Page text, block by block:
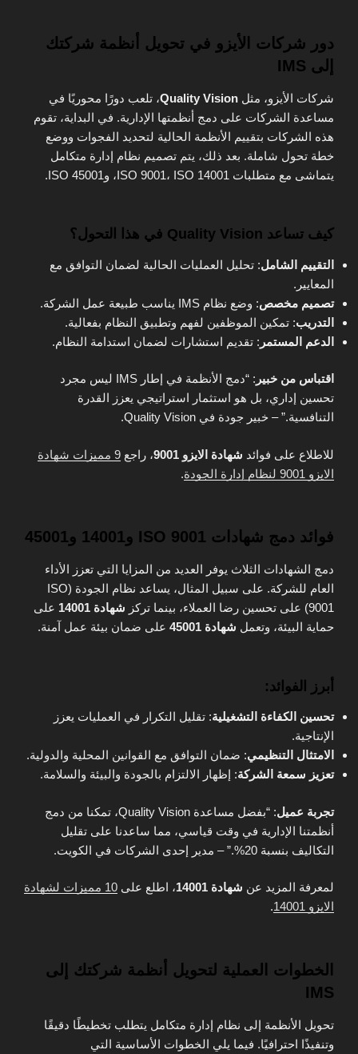
دور شركات الأيزو في تحويل أنظمة شركتك
إلى IMS
شركات الأيزو، مثل Quality Vision، تلعب دورًا محوريًا في
مساعدة الشركات على دمج أنظمتها الإدارية. في البداية، تقوم
هذه الشركات بتقييم الأنظمة الحالية لتحديد الفجوات ووضع
خطة تحول شاملة. بعد ذلك، يتم تصميم نظام إدارة متكامل
يتماشى مع متطلبات ISO 9001، ISO 14001، وISO 45001.
كيف تساعد Quality Vision في هذا التحول؟
التقييم الشامل: تحليل العمليات الحالية لضمان التوافق مع
المعايير.
تصميم مخصص: وضع نظام IMS يناسب طبيعة عمل الشركة.
التدريب: تمكين الموظفين لفهم وتطبيق النظام بفعالية.
الدعم المستمر : تقديم استشارات لضمان استدامة النظام.
اقتباس من خبير
: “دمج الأنظمة في إطار IMS ليس مجرد
تحسين إداري، بل هو استثمار استراتيجي يعزز القدرة
التنافسية.” – خبير جودة في Quality Vision.
للاطلاع على فوائد شهادة الايزو 9001 ، راجع
9 مميزات شهادة
الايزو 9001 لنظام إدارة الجودة
.
فوائد دمج شهادات ISO 9001 و14001 و45001
دمج الشهادات الثلاث يوفر العديد من المزايا التي تعزز الأداء
العام للشركة. على سبيل المثال، يساعد نظام الجودة (ISO
9001) على تحسين رضا العملاء، بينما تركز
شهادة 14001
على
حماية البيئة، وتعمل شهادة 45001 على ضمان بيئة عمل آمنة.
أبرز الفوائد:
تحسين الكفاءة التشغيلية: تقليل التكرار في العمليات يعزز
الإنتاجية.
الامتثال التنظيمي: ضمان التوافق مع القوانين المحلية والدولية.
تعزيز سمعة الشركة: إظهار الالتزام بالجودة والبيئة والسلامة.
تجربة عميل
: “بفضل مساعدة Quality Vision، تمكنا من دمج
أنظمتنا الإدارية في وقت قياسي، مما ساعدنا على تقليل
التكاليف بنسبة 20%.” – مدير إحدى الشركات في الكويت.
لمعرفة المزيد عن شهادة 14001 ، اطلع على
10 مميزات لشهادة
الايزو 14001
.
الخطوات العملية لتحويل أنظمة شركتك إلى
IMS
تحويل الأنظمة إلى نظام إدارة متكامل يتطلب تخطيطًا دقيقًا
وتنفيذًا احترافيًا. فيما يلي الخطوات الأساسية التي